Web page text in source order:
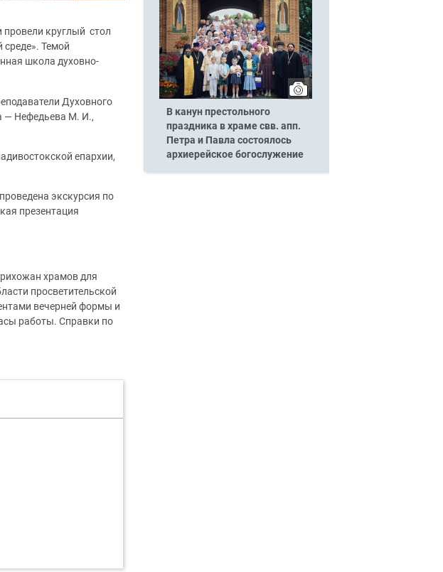
провели круглый стол
среде». Темой
школа духовно-
Духовного
— Нефедьева М. И.,
епархии,
экскурсия по
презентация
храмов для
просветительской
вечерней формы и
работы. Справки по
В канун престольного
праздника в храме свв. апп.
Петра и Павла состоялось
архиерейское богослужение